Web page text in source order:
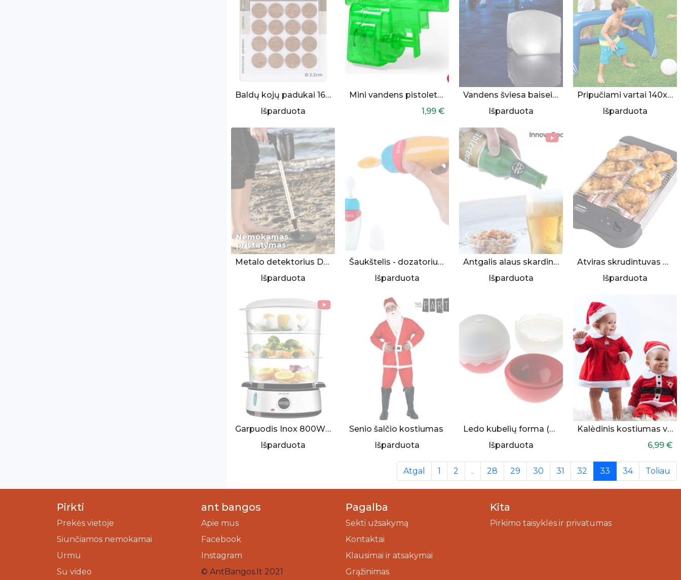
Baldų kojų padukai 16vnt.
Išparduota
Mini vandens pistoletas
1,99 €
Vandens šviesa baiseinui
Išparduota
Pripučiami vartai 140x89x81cm
Išparduota
Nemokamas
pristatymas
Metalo detektorius Denver
Išparduota
Šaukštelis - dozatorius kūdikiams
Išparduota
Antgalis alaus skardinėms (ultragarsinis)
Išparduota
Atviras skrudintuvas 900W
Išparduota
Garpuodis Inox 800W 9L
Išparduota
Senio šalčio kostiumas
Išparduota
Ledo kubelių forma (apvali)
Išparduota
Kalėdinis kostiumas vaikams
6,99 €
Atgal 1 2 .. 28 29 30 31 32 33 (current)
34 Toliau
Pirkti
Prekės vietoje
Siunčiamos nemokamai
Urmu
Su video
ant bangos
Apie mus
Facebook
Instagram
© AntBangos.lt 2021
Pagalba
Sekti užsakymą
Kontaktai
Klausimai ir atsakymai
Grąžinimas
Kita
Pirkimo taisyklės ir privatumas